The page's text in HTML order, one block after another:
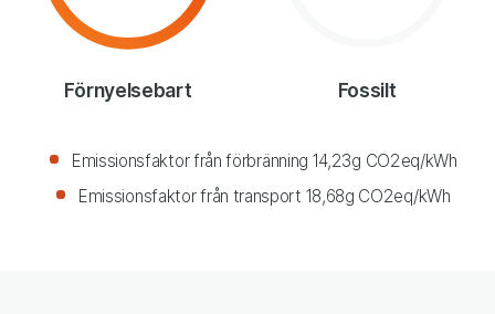
Förnyelsebart Fossilt
Emissionsfaktor från förbränning 14,23g CO2eq/kWh
Emissionsfaktor från transport 18,68g CO2eq/kWh